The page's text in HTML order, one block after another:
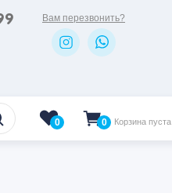
Вам перезвонить?
0 0 Корзина пуста